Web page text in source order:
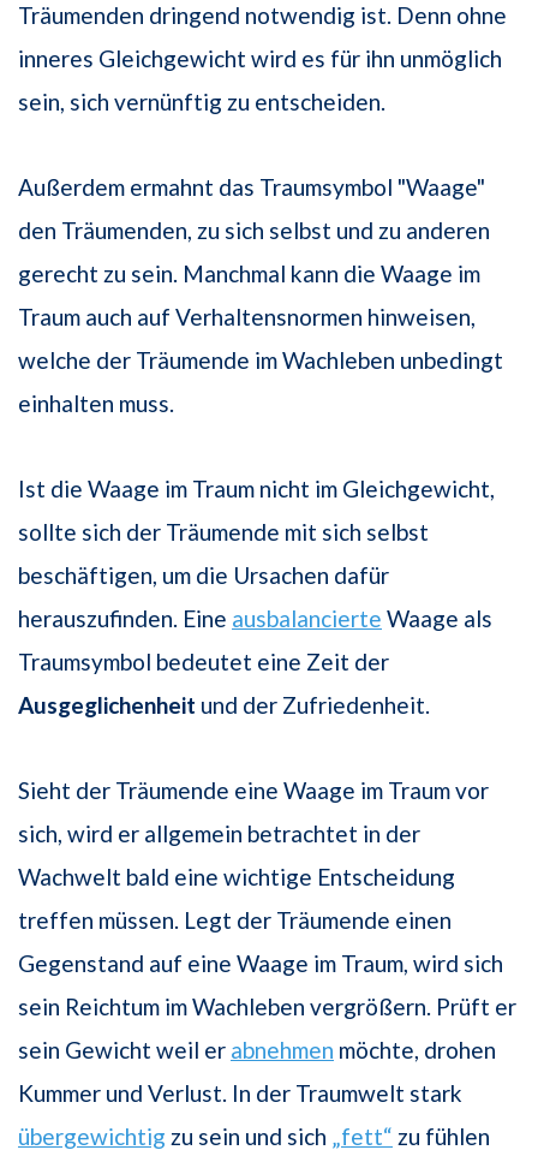
Träumenden dringend notwendig ist. Denn ohne
inneres Gleichgewicht wird es für ihn unmöglich
sein, sich vernünftig zu entscheiden.
Außerdem ermahnt das Traumsymbol "Waage"
den Träumenden, zu sich selbst und zu anderen
gerecht zu sein. Manchmal kann die Waage im
Traum auch auf Verhaltensnormen hinweisen,
welche der Träumende im Wachleben unbedingt
einhalten muss.
Ist die Waage im Traum nicht im Gleichgewicht,
sollte sich der Träumende mit sich selbst
beschäftigen, um die Ursachen dafür
herauszufinden. Eine ausbalancierte Waage als
Traumsymbol bedeutet eine Zeit der
Ausgeglichenheit und der Zufriedenheit.
Sieht der Träumende eine Waage im Traum vor
sich, wird er allgemein betrachtet in der
Wachwelt bald eine wichtige Entscheidung
treffen müssen. Legt der Träumende einen
Gegenstand auf eine Waage im Traum, wird sich
sein Reichtum im Wachleben vergrößern. Prüft er
sein Gewicht weil er abnehmen möchte, drohen
Kummer und Verlust. In der Traumwelt stark
übergewichtig zu sein und sich „fett“ zu fühlen